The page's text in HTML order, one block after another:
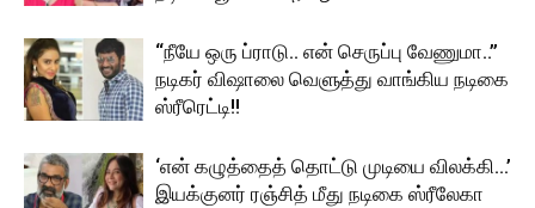
“நீயே ஒரு ப்ராடு.. என் செருப்பு வேணுமா..”
நடிகர் விஷாலை வெளுத்து வாங்கிய நடிகை
ஸ்ரீரெட்டி!!
‘என் கழுத்தைத் தொட்டு முடியை விலக்கி…’
இயக்குனர் ரஞ்சித் மீது நடிகை ஸ்ரீலேகா